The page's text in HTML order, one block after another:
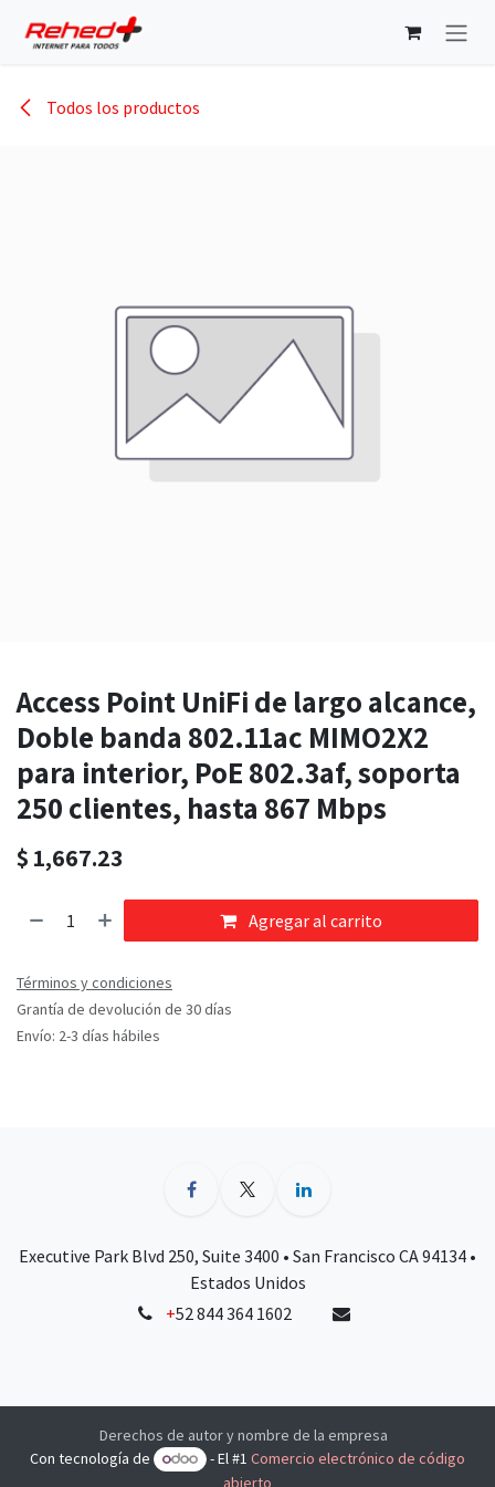
Todos los productos
Access Point UniFi de largo alcance,
Doble banda 802.11ac MIMO2X2
para interior, PoE 802.3af, soporta
250 clientes, hasta 867 Mbps
$ 1,667.23
Agregar al carrito
Términos y condiciones
Grantía de devolución de 30 días
Envío: 2-3 días hábiles
Executive Park Blvd 250, Suite 3400 • San Francisco CA 94134 •
Estados Unidos
+52 844 364 1602
Derechos de autor y nombre de la empresa
Con tecnología de
- El #1Comercio electrónico de código
abierto